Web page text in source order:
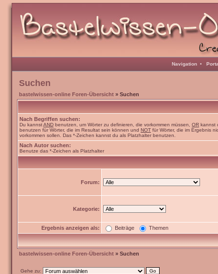
Navigation •
Suchen
bastelwissen-online Foren-Übersicht » Suchen
Nach Begriffen suchen:
Du kannstAND benutzen, um Wörter zu definieren, die vorkommen müssen, OR kannst
benutzen für Wörter, die im Resultat sein können und NOT für Wörter, die im Ergebnis
vorkommen sollen. Das *-Zeichen kannst du als Platzhalter benutzen.
Nach Autor suchen:
Benutze das *-Zeichen als Platzhalter
Forum:
Kategorie:
Ergebnis anzeigen als: Beiträge Themen
bastelwissen-online Foren-Übersicht » Suchen
Gehe zu: